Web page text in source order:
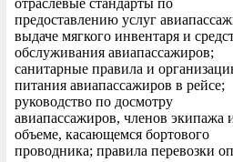
отраслевые стандарты по
предоставлению услуг
выдаче мягкого инвентаря и
обслуживания авиапассажиров;
санитарные правила и
питания авиапассажиров в рейсе;
руководство по досмотру
авиапассажиров, членов экипажа
объеме, касающемся бортового
проводника; правила перевозки